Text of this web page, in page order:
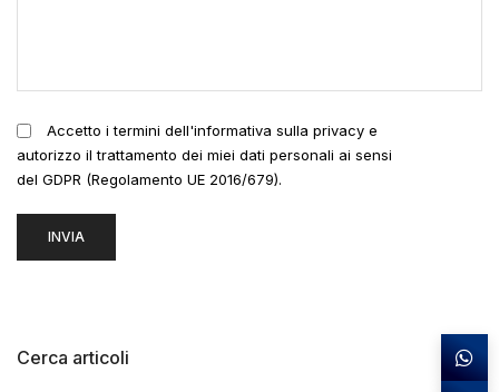
Accetto i termini dell'informativa sulla privacy e
autorizzo il trattamento dei miei dati personali ai sensi
del GDPR (Regolamento UE 2016/679).
Cerca articoli